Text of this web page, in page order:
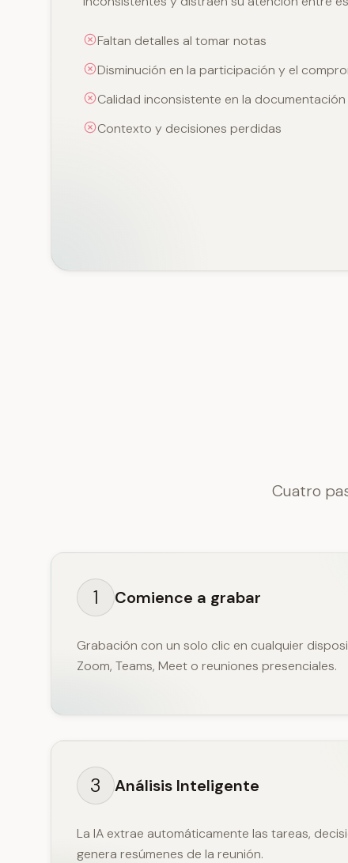
Faltan detalles al tomar notas
Disminución en la participación y el
Calidad inconsistente en la documentación
Contexto y decisiones perdidas
Cuatro
1 Comience a grabar
Grabación con un solo clic en cualquier
Zoom, Teams, Meet o reuniones presenciales.
3 Análisis Inteligente
La IA extrae automáticamente las tareas,
genera resúmenes de la reunión.